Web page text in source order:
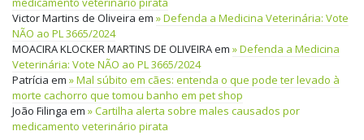
Victor Martins de Oliveira em
Defenda a Medicina Veterinária: Vote
NÃO ao PL 3665/2024
MOACIRA KLOCKER MARTINS DE OLIVEIRAem
Defenda a Medicina
Veterinária: Vote NÃO ao PL 3665/2024
Patrícia em
Mal súbito em cães: entenda o que pode ter levado à
morte cachorro que tomou banho em pet shop
João Filinga em
Cartilha alerta sobre males causados por
medicamento veterinário pirata